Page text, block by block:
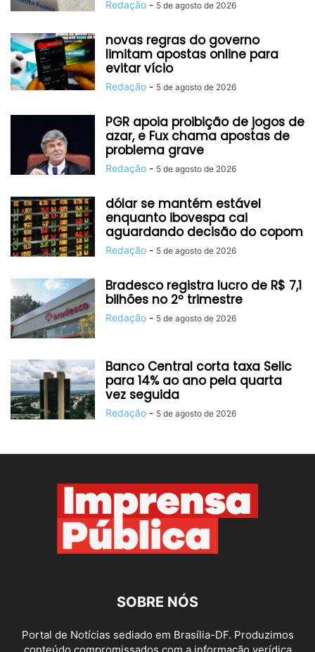
Redação - 5 de agosto de 2026
novas regras do governo
limitam apostas online para
evitar vício
Redação - 5 de agosto de 2026
PGR apoia proibição de jogos de
azar, e Fux chama apostas de
problema grave
Redação - 5 de agosto de 2026
dólar se mantém estável
enquanto ibovespa cai
aguardando decisão do copom
Redação - 5 de agosto de 2026
Bradesco registra lucro de R$ 7,1
bilhões no 2º trimestre
Redação - 5 de agosto de 2026
Banco Central corta taxa Selic
para 14% ao ano pela quarta
vez seguida
Redação - 5 de agosto de 2026
SOBRE NÓS
Portal de Notícias sediado em Brasília-DF. Produzimos